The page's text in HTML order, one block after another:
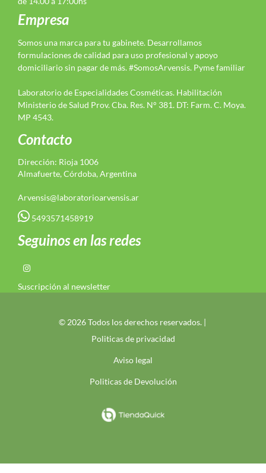
Empresa
Somos una marca para tu gabinete. Desarrollamos
formulaciones de calidad para uso profesional y apoyo
domiciliario sin pagar de más. #SomosArvensis. Pyme familiar
Laboratorio de Especialidades Cosméticas. Habilitación
Ministerio de Salud Prov. Cba. Res. N° 381. DT: Farm. C. Moya.
MP 4543.
Contacto
Dirección: Rioja 1006
Almafuerte, Córdoba, Argentina
Arvensis@laboratorioarvensis.ar
5493571458919
Seguinos en las redes
Suscripción al newsletter
© 2026 Todos los derechos reservados. |
Politicas de privacidad
Aviso legal
Politicas de Devolución